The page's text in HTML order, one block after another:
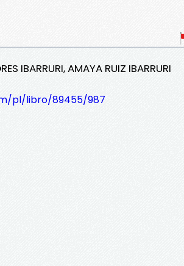
IBARRURI, AMAYA RUIZ IBARRURI
pl/libro/89455/987